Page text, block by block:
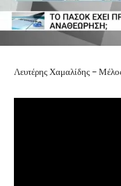
Λευτέρης Χαμαλίδης –